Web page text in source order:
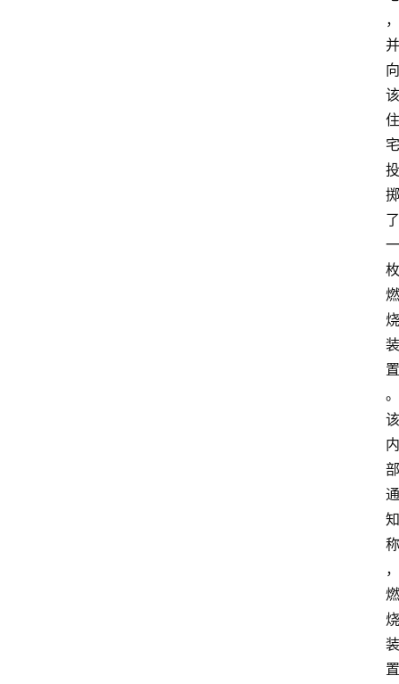
，
并
向
该
住
宅
投
掷
了
一
枚
燃
烧
装
置
。
该
内
部
通
知
称
，
燃
烧
装
置